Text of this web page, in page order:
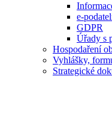
e-
GDPR
Úřady s
Hospodaření
Vyhlášky,
Strategické